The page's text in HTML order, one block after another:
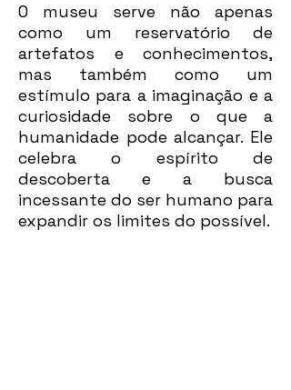
O museu serve não apenas
como um reservatório de
artefatos e conhecimentos,
mas também como um
estímulo para a imaginação e a
curiosidade sobre o que a
humanidade pode alcançar. Ele
celebra o espírito de
descoberta e a busca
incessante do ser humano para
expandir os limites do possível.